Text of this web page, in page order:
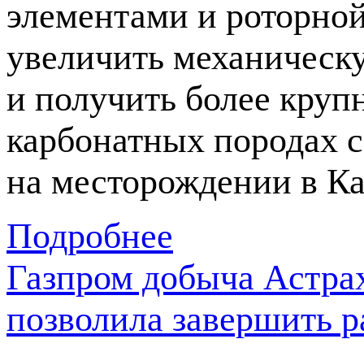
элементами и
увеличить
и получить более
карбонатных породах
на месторождении в
Подробнее
Газпром добыча
позволила завершить